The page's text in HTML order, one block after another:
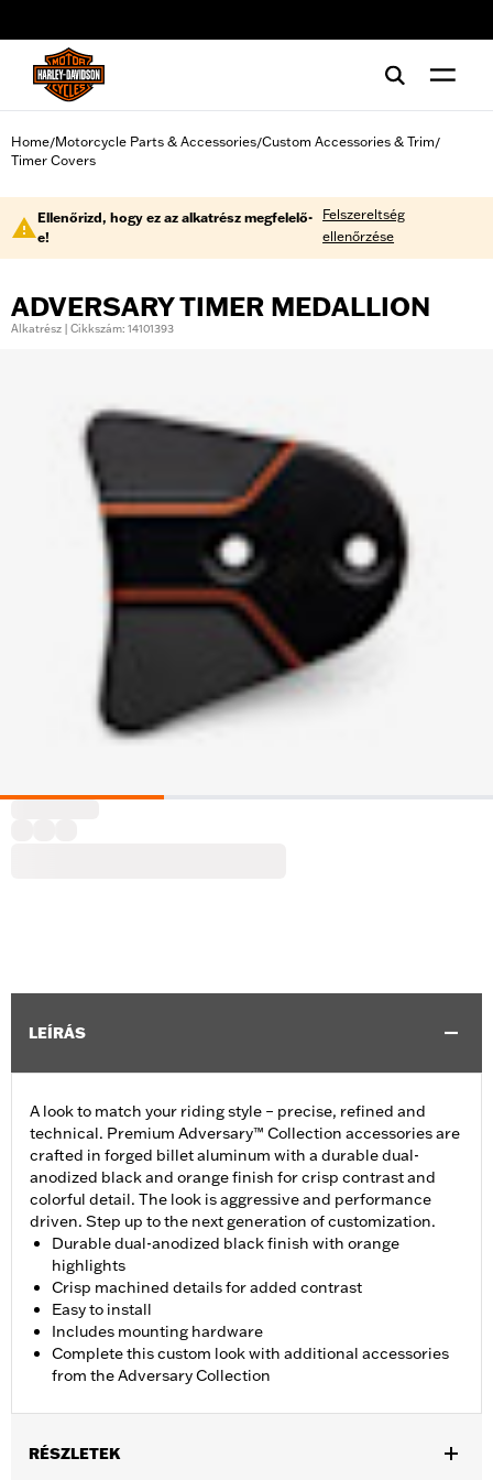
Home/Motorcycle Parts & Accessories/Custom Accessories & Trim/
Timer Covers
Ellenőrizd, hogy ez az alkatrész megfelelő-
e!
Felszereltség
ellenőrzése
ADVERSARY TIMER MEDALLION
Alkatrész | Cikkszám: 14101393
LEÍRÁS
A look to match your riding style – precise, refined and
technical. Premium Adversary™ Collection accessories are
crafted in forged billet aluminum with a durable dual-
anodized black and orange finish for crisp contrast and
colorful detail. The look is aggressive and performance
driven. Step up to the next generation of customization.
Durable dual-anodized black finish with orange
highlights
Crisp machined details for added contrast
Easy to install
Includes mounting hardware
Complete this custom look with additional accessories
from the Adversary Collection
RÉSZLETEK